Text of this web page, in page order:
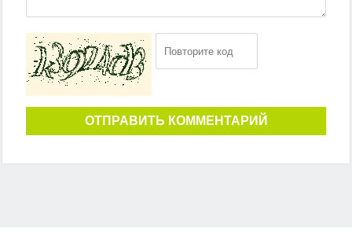
ОТПРАВИТЬ КОММЕНТАРИЙ